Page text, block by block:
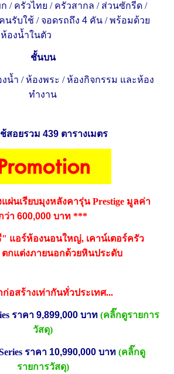
/ ครัวไทย /ครัวสากล/ ส่วนซักรีด /
นรับใช้ / จอดรถถึง4 คัน/พร้อมด้วย
องน้ำในตัว
ชั้นบน
น้ำ /ห้องพระ /ห้องกิจกรรม และห้อง
ทำงาน
สอยรวม 439 ตารางเมตร
แผ่นเรียบมุงหลังคารุ่นPrestige มูลค่า
ว่า 600,000 บาท ***
" แอร์ห้องนอนใหญ่, เคาน์เตอร์ครัว
ตกแต่งภายนอกด้วยหินประดับ
ก่อสร้างเท่ากันทั่วประเทศ...
ราคา 9,899,000 บาท (คลิ๊กดูรายการ
วัสดุ)
ราคา 10,990,000 บาท (คลิ๊กดู
รายการวัสดุ)